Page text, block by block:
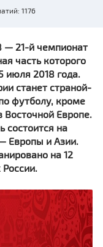
1176
— 21-й чемпионат
часть которого
июля 2018 года.
станет страной-
футболу, кроме
Восточной Европе.
состоится на
Европы и Азии.
на 12
России.